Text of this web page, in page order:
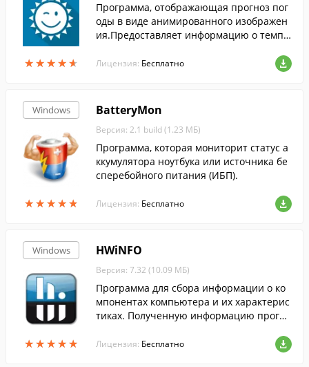
★★★★★
★★★★★
Программа, отображающая прогноз пог
оды в виде анимированного изображен
ия.Предоставляет информацию о темпе
и ветра, облачности и пр.
Лицензия: Бесплатно
Windows
★★★★★
★★★★★
BatteryMon
Версия: 2.1 build (1.23 МБ)
Программа, которая мониторит статус а
ккумулятора ноутбука или источника бе
сперебойного питания (ИБП).
Лицензия: Бесплатно
Windows
★★★★★
★★★★★
HWiNFO
Версия: 7.32 (10.09 МБ)
Программа для сбора информации о ко
мпонентах компьютера и их характерис
тиках. Полученную информацию програ
ML и HTML.
Лицензия: Бесплатно